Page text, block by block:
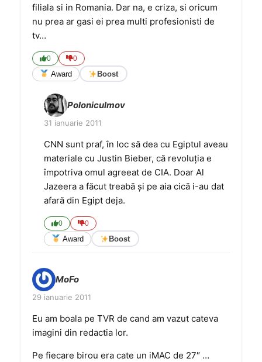
filiala si in Romania. Dar na, e criza, si oricum
nu prea ar gasi ei prea multi profesionisti de
tv…
0 0
Award Boost
Poloniculmov
31 ianuarie 2011
CNN sunt praf, în loc să dea cu Egiptul aveau
materiale cu Justin Bieber, că revoluția e
împotriva omul agreeat de CIA. Doar Al
Jazeera a făcut treabă și pe aia cică i-au dat
afară din Egipt deja.
0 0
Award Boost
MoFo
29 ianuarie 2011
Eu am boala pe TVR de cand am vazut cateva
imagini din redactia lor.
Pe fiecare birou era cate un iMAC de 27″ …